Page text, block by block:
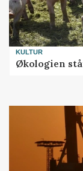
KULTUR
Økologien